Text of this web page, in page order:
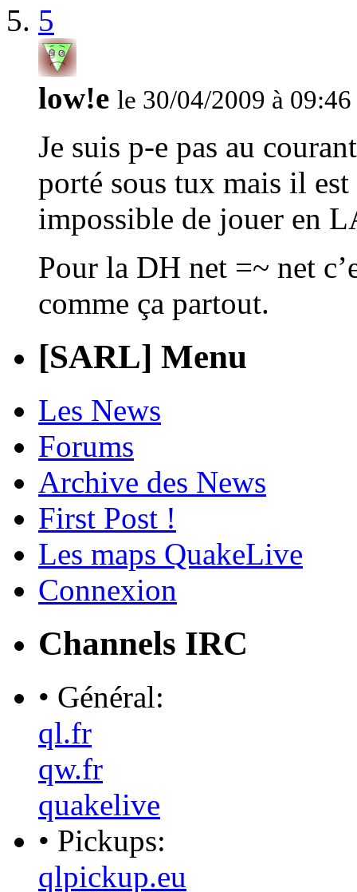
5
low!e le 30/04/2009 à 09:46
Je suis p-e pas au
porté sous tux mais il
impossible de jouer en
Pour la DH net =~ net
comme ça partout.
[SARL] Menu
Les News
Forums
Archive des News
First Post !
Les maps QuakeLive
Connexion
Channels IRC
• Général:
ql.fr
qw.fr
quakelive
• Pickups:
qlpickup.eu